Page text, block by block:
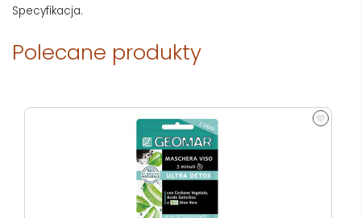
Specyfikacja.
Polecane produkty